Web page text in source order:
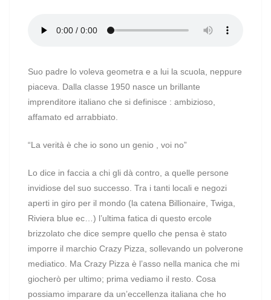
Suo padre lo voleva geometra e a lui la scuola, neppure
piaceva. Dalla classe 1950 nasce un brillante
imprenditore italiano che si definisce : ambizioso,
affamato ed arrabbiato.
“La verità è che io sono un genio , voi no”
Lo dice in faccia a chi gli dà contro, a quelle persone
invidiose del suo successo. Tra i tanti locali e negozi
aperti in giro per il mondo (la catena Billionaire, Twiga,
Riviera blue ec…) l’ultima fatica di questo ercole
brizzolato che dice sempre quello che pensa è stato
imporre il marchio Crazy Pizza, sollevando un polverone
mediatico. Ma Crazy Pizza è l’asso nella manica che mi
giocherò per ultimo; prima vediamo il resto. Cosa
possiamo imparare da un’eccellenza italiana che ho